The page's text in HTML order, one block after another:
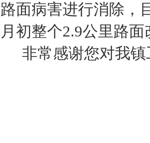
路面病害进行消除，
月初整个2.9公里路面
非常感谢您对我镇